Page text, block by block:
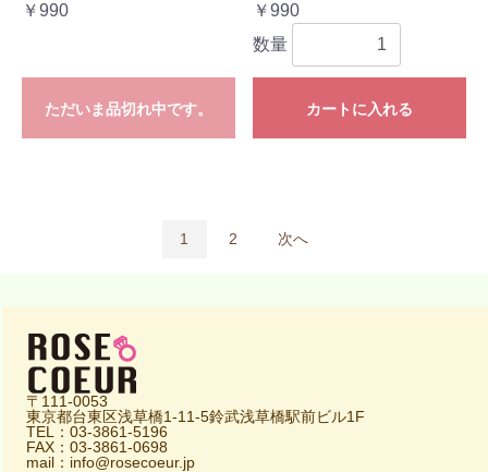
￥990
ただいま品切れ中です。
￥990
数量
カートに入れる
1 2 次へ
〒111-0053
東京都台東区浅草橋1-11-5鈴武浅草橋駅前ビル1F
TEL：03-3861-5196
FAX：03-3861-0698
mail：info@rosecoeur.jp